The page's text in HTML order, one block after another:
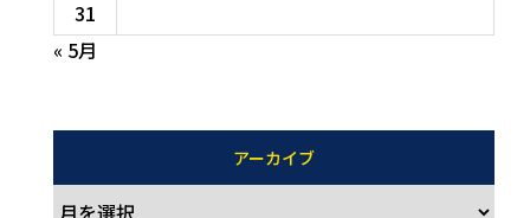
31
« 5月
アーカイブ